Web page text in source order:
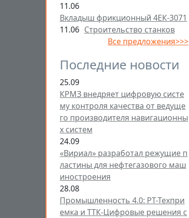
11.06
Вкладыш фрикционный 4ЕК-3071
11.06 Строительство станков
Все предложения>>>
Последние новости
25.09
КРМЗ внедряет цифровую систе
му контроля качества от ведуще
го производителя навигационны
х систем
24.09
«Вириал» разработал режущие п
ластины для нефтегазового маш
иностроения
28.08
Промышленность 4.0: РТ-Техпри
емка и ТТК-Цифровые решения с